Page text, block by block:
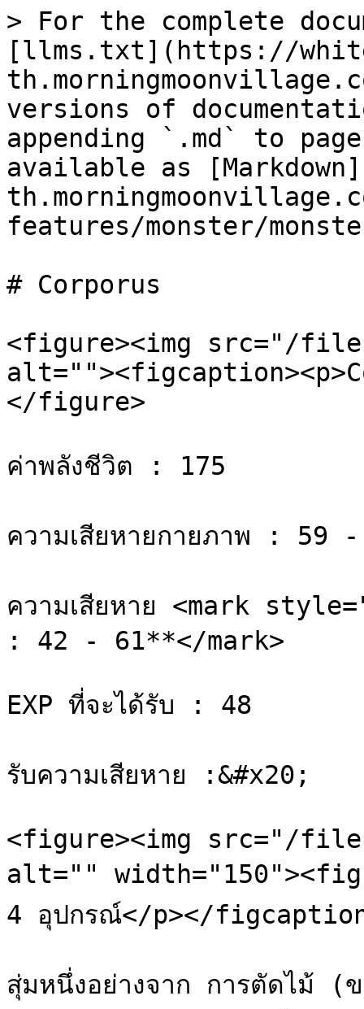
> For the complete
[llms.txt](https://
versions of
appending `.md` to
available as
features/monster/
# Corporus
<figure><img src="/files/
</figure>
ค่าพลังชีวิต : 175
ความเสียหายกายภาพ : 59
ความเสียหาย <mark
: 42 - 61**</mark>
EXP ที่จะได้รับ : 48
รับความเสียหาย :&#x20;
<figure><img src="/files/
alt=""
4 อุปกรณ์</p></
สุ่มหนึ่งอย่างจาก การตัดไม้